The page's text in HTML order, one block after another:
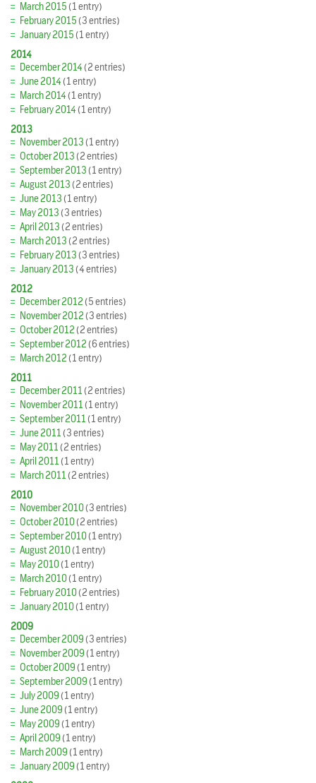
March 2015(1 entry)
February 2015(3 entries)
January 2015(1 entry)
2014
December 2014(2 entries)
June 2014(1 entry)
March 2014(1 entry)
February 2014(1 entry)
2013
November 2013(1 entry)
October 2013(2 entries)
September 2013(1 entry)
August 2013(2 entries)
June 2013(1 entry)
May 2013(3 entries)
April 2013(2 entries)
March 2013(2 entries)
February 2013(3 entries)
January 2013(4 entries)
2012
December 2012(5 entries)
November 2012(3 entries)
October 2012(2 entries)
September 2012(6 entries)
March 2012(1 entry)
2011
December 2011(2 entries)
November 2011(1 entry)
September 2011(1 entry)
June 2011(3 entries)
May 2011(2 entries)
April 2011(1 entry)
March 2011(2 entries)
2010
November 2010(3 entries)
October 2010(2 entries)
September 2010(1 entry)
August 2010(1 entry)
May 2010(1 entry)
March 2010(1 entry)
February 2010(2 entries)
January 2010(1 entry)
2009
December 2009(3 entries)
November 2009(1 entry)
October 2009(1 entry)
September 2009(1 entry)
July 2009(1 entry)
June 2009(1 entry)
May 2009(1 entry)
April 2009(1 entry)
March 2009(1 entry)
January 2009(1 entry)